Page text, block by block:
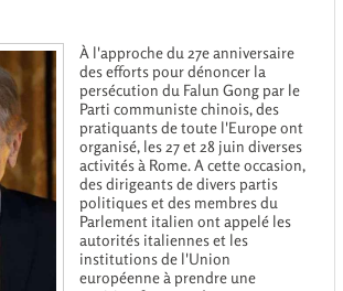
À l'approche du 27e anniversaire
des efforts pour dénoncer la
persécution du Falun Gong par le
Parti communiste chinois, des
pratiquants de toute l'Europe ont
organisé, les 27 et 28 juin diverses
activités à Rome. A cette occasion,
des dirigeants de divers partis
politiques et des membres du
Parlement italien ont appelé les
autorités italiennes et les
institutions de l'Union
européenne à prendre une